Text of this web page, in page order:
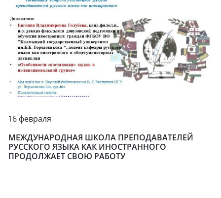
16 февраля
МЕЖДУНАРОДНАЯ ШКОЛА ПРЕПОДАВАТЕЛЕЙ
РУССКОГО ЯЗЫКА КАК ИНОСТРАННОГО
ПРОДОЛЖАЕТ СВОЮ РАБОТУ